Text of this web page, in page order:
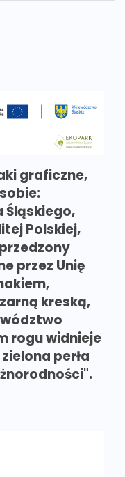
graficzne,
Śląskiego,
Polskiej,
przez Unię
kreską,
rogu widnieje
perła